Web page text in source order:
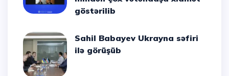
göstərilib
Sahil Babayev Ukrayna səfiri
ilə görüşüb